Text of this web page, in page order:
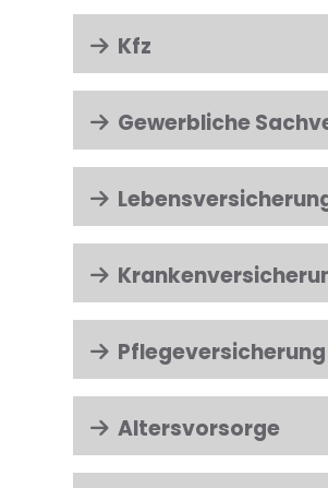
Kfz
Gewerbliche
Pflegeversicherung
Altersvorsorge